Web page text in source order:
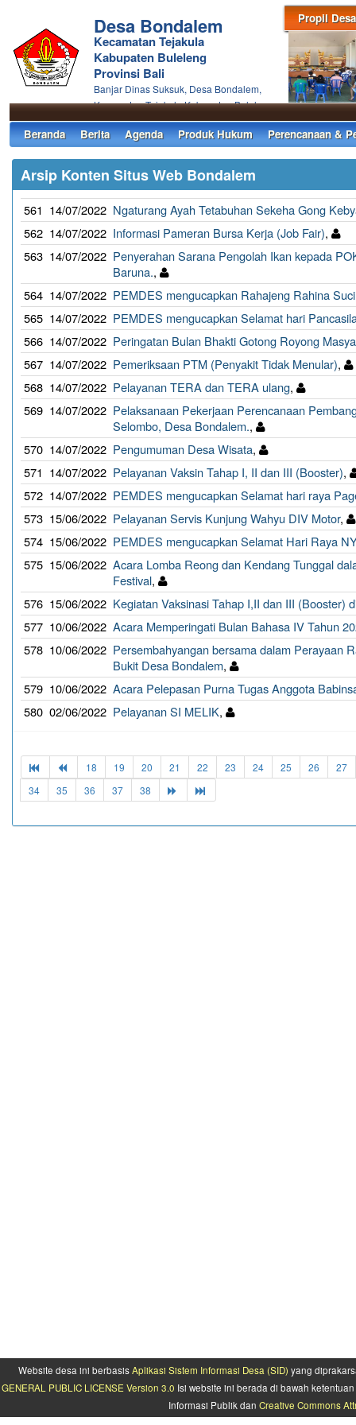
Propil Desa
Desa Bondalem
Kecamatan Tejakula
Kabupaten Buleleng
Provinsi Bali
Banjar Dinas Suksuk, Desa Bondalem,
Kecamatan Tejakula Kabupaten Buleleng
Beranda Berita Agenda Produk Hukum Perencanaan &
Arsip Konten Situs Web Bondalem
561 14/07/2022 Ngaturang Ayah Tetabuhan Sekeha Gong
562 14/07/2022 Informasi Pameran Bursa Kerja (Job Fair),
563 14/07/2022 Penyerahan Sarana Pengolah Ikan kepada
Baruna.,
564 14/07/2022 PEMDES mengucapkan Rahajeng Rahina
565 14/07/2022 PEMDES mengucapkan Selamat hari
566 14/07/2022 Peringatan Bulan Bhakti Gotong Royong
567 14/07/2022 Pemeriksaan PTM (Penyakit Tidak Menular),
568 14/07/2022 Pelayanan TERA dan TERA ulang,
569 14/07/2022 Pelaksanaan Pekerjaan Perencanaan
Selombo, Desa Bondalem.,
570 14/07/2022 Pengumuman Desa Wisata,
571 14/07/2022 Pelayanan Vaksin Tahap I, II dan III (Booster),
572 14/07/2022 PEMDES mengucapkan Selamat hari raya
573 15/06/2022 Pelayanan Servis Kunjung Wahyu DIV Motor,
574 15/06/2022 PEMDES mengucapkan Selamat Hari Raya
575 15/06/2022 Acara Lomba Reong dan Kendang Tunggal
Festival,
576 15/06/2022 Kegiatan Vaksinasi Tahap I,II dan III (Booster)
577 10/06/2022 Acara Memperingati Bulan Bahasa IV Tahun
578 10/06/2022 Persembahyangan bersama dalam Perayaan
Bukit Desa Bondalem,
579 10/06/2022 Acara Pelepasan Purna Tugas Anggota
580 02/06/2022 Pelayanan SI MELIK,
18 19 20 21 22 23 24 25 26
27
34
35 36 37 38
Website desa ini berbasisAplikasi Sistem Informasi Desa (SID) yang
GENERAL PUBLIC LICENSE Version 3.0 Isi website ini berada di bawah
Informasi Publik dan Creative Commons